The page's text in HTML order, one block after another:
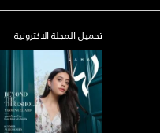
تحميل المجلة الاكترونية